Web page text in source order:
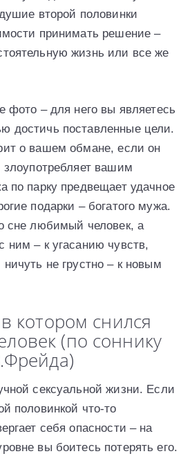
второй половинки
принимать решение –
жизнь или все же
фото – для него вы являетесь
достичь поставленные цели.
о вашем обмане, если он
злоупотребляет вашим
по парку предвещает удачное
подарки – богатого мужа.
сне любимый человек, а
ним – к угасанию чувств,
не грустно – к новым
котором снился
(по соннику
сексуальной жизни. Если
половинкой что-то
себя опасности – на
вы боитесь потерять его.